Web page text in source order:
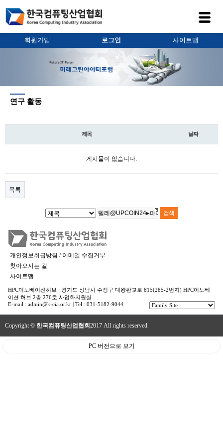
회원가입 로그인 사이트맵
연구 활동
제목 날짜
게시물이 없습니다.
목록
개인정보취급방침 / 이메일 수집거부
찾아오시는 길
사이트맵
HPC이노베이션허브 : 경기도 성남시 수정구 대왕판교로 815(285-2번지) HPC이노베
이션 허브 2층 276호 사업화지원실
E-mail : admin@k-cia.or.kr | Tel : 031-5182-9044
Copyright © 한국컴퓨팅산업협회 2017 All rights reserved.
PC 버전으로 보기